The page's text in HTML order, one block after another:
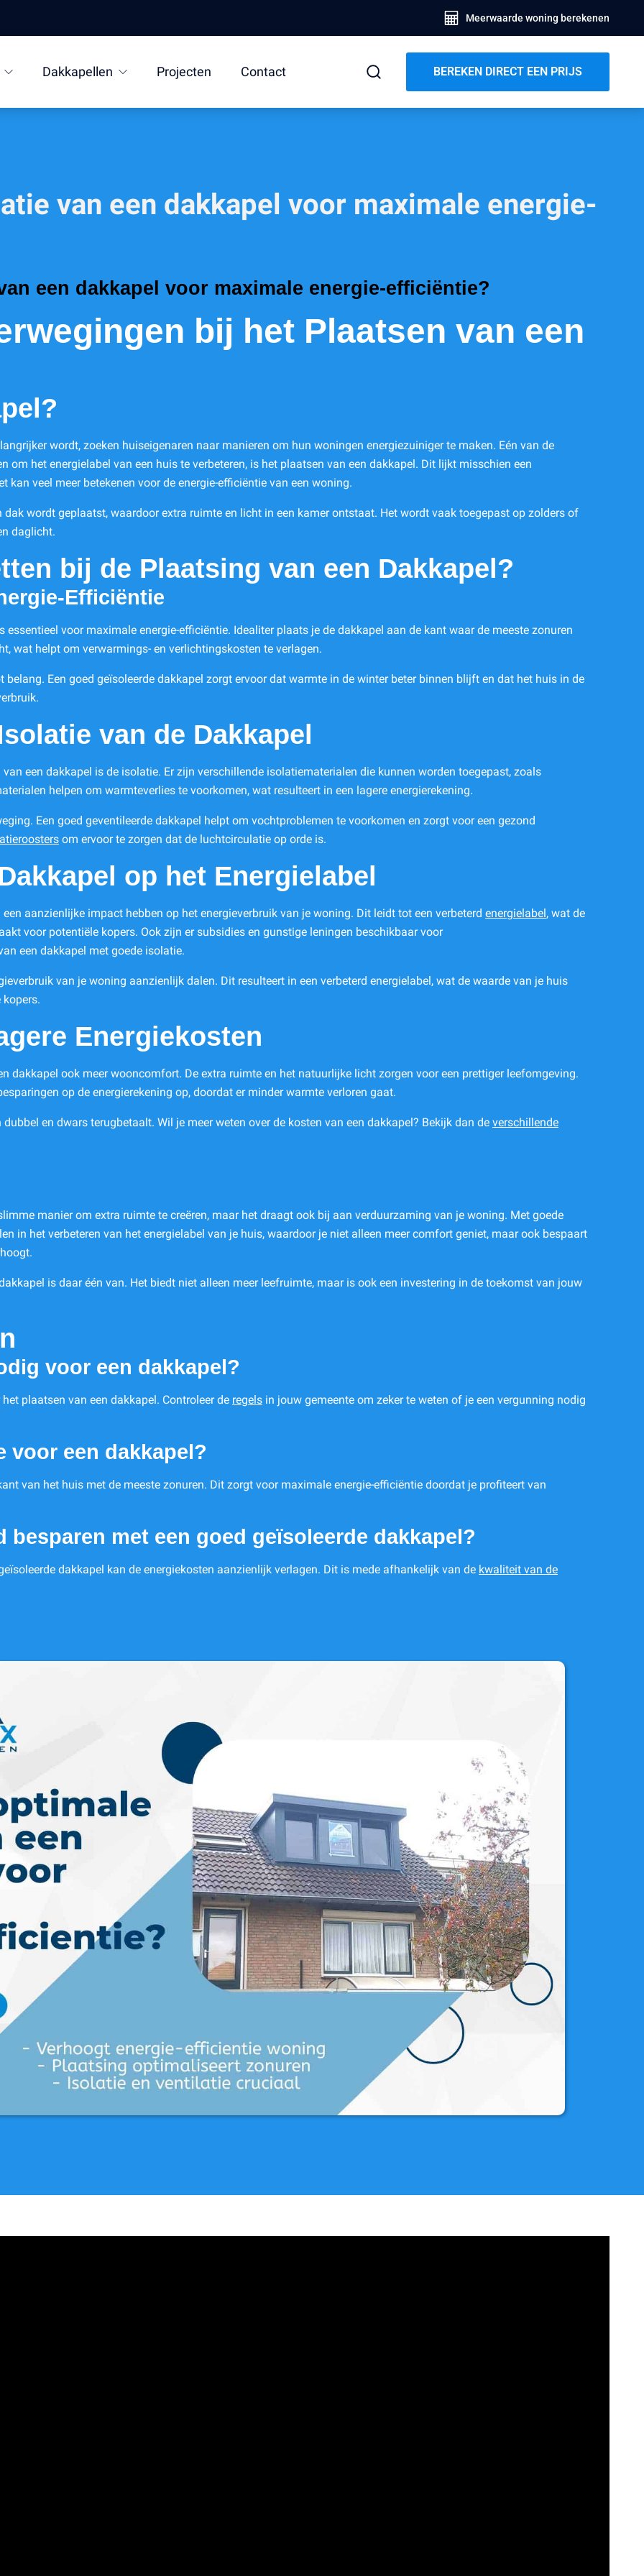
Meerwaarde woning berekenen
Dakkapellen Projecten Contact BEREKEN DIRECT EEN PRIJS
van een dakkapel voor maximale energie-
een dakkapel voor maximale energie-efficiëntie?
bij het Plaatsen van een
wordt, zoeken huiseigenaren naar manieren om hun woningen energiezuiniger te maken. Eén van de
om het energielabel van een huis te verbeteren, is het plaatsen van een dakkapel. Dit lijkt misschien een
veel meer betekenen voor de energie-efficiëntie van een woning.
wordt geplaatst, waardoor extra ruimte en licht in een kamer ontstaat. Het wordt vaak toegepast op zolders of
daglicht.
bij de Plaatsing van een Dakkapel?
Efficiëntie
voor maximale energie-efficiëntie. Idealiter plaats je de dakkapel aan de kant waar de meeste zonuren
wat helpt om verwarmings- en verlichtingskosten te verlagen.
belang. Een goed geïsoleerde dakkapel zorgt ervoor dat warmte in de winter beter binnen blijft en dat het huis in de
van de Dakkapel
een dakkapel is de isolatie. Er zijn verschillende isolatiematerialen die kunnen worden toegepast, zoals
helpen om warmteverlies te voorkomen, wat resulteert in een lagere energierekening.
Een goed geventileerde dakkapel helpt om vochtproblemen te voorkomen en zorgt voor een gezond
om ervoor te zorgen dat de luchtcirculatie op orde is.
op het Energielabel
aanzienlijke impact hebben op het energieverbruik van je woning. Dit leidt tot een verbeterd energielabel, wat de
voor potentiële kopers. Ook zijn er subsidies en gunstige leningen beschikbaar voor
een dakkapel met goede isolatie.
van je woning aanzienlijk dalen. Dit resulteert in een verbeterd energielabel, wat de waarde van je huis
Energiekosten
dakkapel ook meer wooncomfort. De extra ruimte en het natuurlijke licht zorgen voor een prettiger leefomgeving.
op de energierekening op, doordat er minder warmte verloren gaat.
en dwars terugbetaalt. Wil je meer weten over de kosten van een dakkapel? Bekijk dan de verschillende
manier om extra ruimte te creëren, maar het draagt ook bij aan verduurzaming van je woning. Met goede
in het verbeteren van het energielabel van je huis, waardoor je niet alleen meer comfort geniet, maar ook bespaart
is daar één van. Het biedt niet alleen meer leefruimte, maar is ook een investering in de toekomst van jouw
voor een dakkapel?
plaatsen van een dakkapel. Controleer de regels in jouw gemeente om zeker te weten of je een vergunning nodig
voor een dakkapel?
van het huis met de meeste zonuren. Dit zorgt voor maximale energie-efficiëntie doordat je profiteert van
besparen met een goed geïsoleerde dakkapel?
dakkapel kan de energiekosten aanzienlijk verlagen. Dit is mede afhankelijk van de kwaliteit van de